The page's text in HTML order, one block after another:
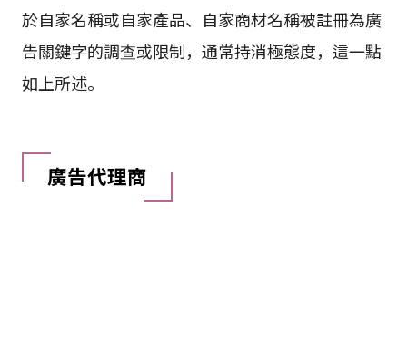
於自家名稱或自家產品、自家商材名稱被註冊為廣
告關鍵字的調查或限制，通常持消極態度，這一點
如上所述。
廣告代理商